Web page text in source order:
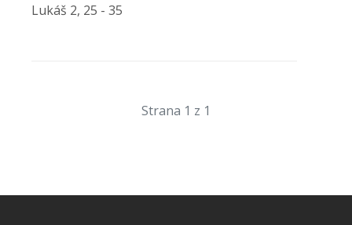
Lukáš 2, 25 - 35
Strana 1 z 1